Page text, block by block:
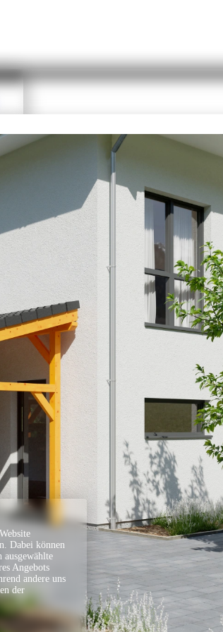
das Passwort zurückzusetzen. Sie erhalten eine E-
als Nutzer anmelden. Die Anmeldung ist schnell
Gesamtpreis
0,00 €
Weitere Informationen
Wir sind für Sie da!
Gerne beraten wir Sie, um das
finden oder bei der Planung zu helfen.
weitere Wünsche, welche nicht über
umgesetzt werden können, sprechen Sie
Sollten Sie uns telefonisch unter
erreichen, können Sie uns gerne eine
info@skanholz.comschicken. Wir
senden Ihnen ein passendes Angebot
Alles aus einer Hand? Wir vermitteln
Partnerfirma, welche Ihnen die
in einem Paket anbietet.
Ihr Planungsteam
Geschätzte Montagezeit
Dabei können
ausgewählte
Angebots
andere uns
der